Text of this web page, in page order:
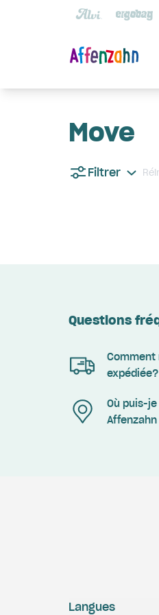
Move
Filtrer
Questions
expédiée?
Où puis-
Langues